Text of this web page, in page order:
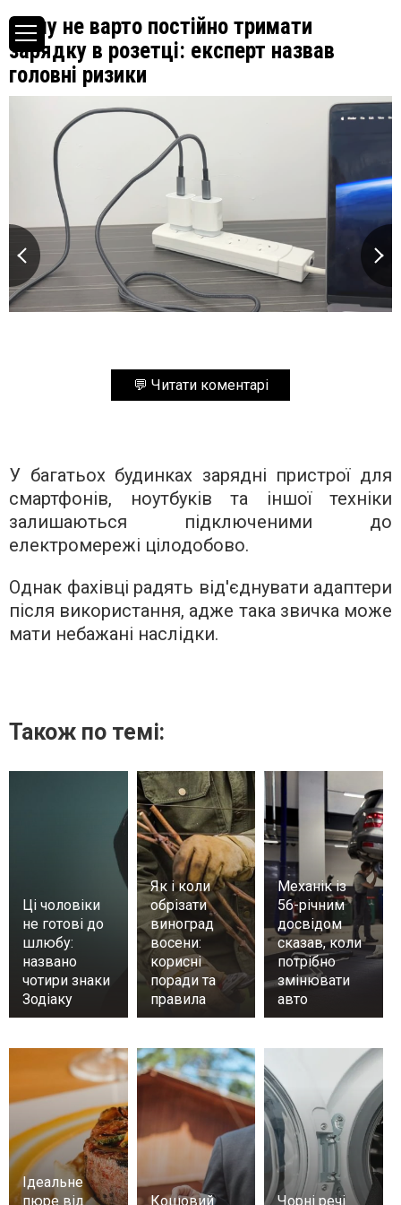
Чому не варто постійно тримати
зарядку в розетці: експерт назвав
головні ризики
💬 Читати коментарі
У багатьох будинках зарядні пристрої для
смартфонів, ноутбуків та іншої техніки
залишаються підключеними до
електромережі цілодобово.
Однак фахівці радять від'єднувати адаптери
після використання, адже така звичка може
мати небажані наслідки.
Також по темі:
Ці чоловіки
не готові до
шлюбу:
названо
чотири знаки
Зодіаку
Як і коли
обрізати
виноград
восени:
корисні
поради та
правила
Механік із
56-річним
досвідом
сказав, коли
потрібно
змінювати
авто
Ідеальне
пюре від
Кошовий Чорні речі